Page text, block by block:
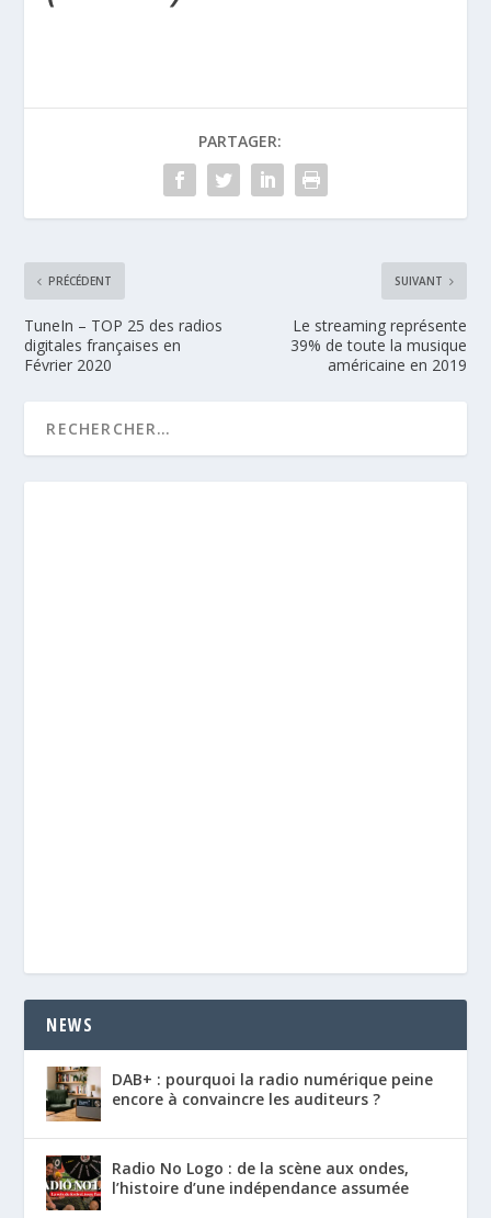
PARTAGER:
PRÉCÉDENT
TuneIn – TOP 25 des radios
digitales françaises en
Février 2020
SUIVANT
Le streaming représente
39% de toute la musique
américaine en 2019
NEWS
DAB+ : pourquoi la radio numérique peine
encore à convaincre les auditeurs ?
Radio No Logo : de la scène aux ondes,
l’histoire d’une indépendance assumée